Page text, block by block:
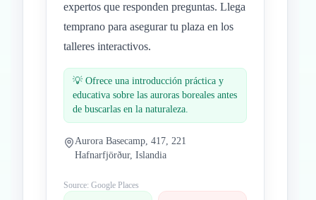
expertos que responden preguntas. Llega
temprano para asegurar tu plaza en los
talleres interactivos.
💡 Ofrece una introducción práctica y
educativa sobre las auroras boreales antes
de buscarlas en la naturaleza.
Aurora Basecamp, 417, 221
Hafnarfjörður, Islandia
Source: Google Places